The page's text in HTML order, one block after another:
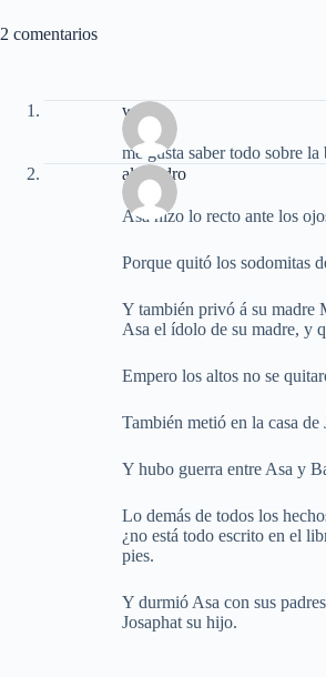
2 comentarios
wako
me gusta saber todo sobre
alejandro
Asa hizo lo recto ante los
Porque quitó los sodomitas
Y también privó á su madre
Asa el ídolo de su madre, y
Empero los altos no se
También metió en la casa
Y hubo guerra entre Asa y
Lo demás de todos los
¿no está todo escrito en el
pies.
Y durmió Asa con sus
Josaphat su hijo.